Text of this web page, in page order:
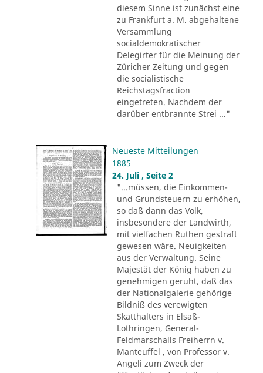
diesem Sinne ist zunächst eine
zu Frankfurt a. M. abgehaltene
Versammlung
socialdemokratischer
Delegirter für die Meinung der
Züricher Zeitung und gegen
die socialistische
Reichstagsfraction
eingetreten. Nachdem der
darüber entbrannte Strei ..."
Neueste Mitteilungen
1885
24. Juli , Seite 2
"...müssen, die Einkommen-
und Grundsteuern zu erhöhen,
so daß dann das Volk,
insbesondere der Landwirth,
mit vielfachen Ruthen gestraft
gewesen wäre. Neuigkeiten
aus der Verwaltung. Seine
Majestät der König haben zu
genehmigen geruht, daß das
der Nationalgalerie gehörige
Bildniß des verewigten
Skatthalters in Elsaß-
Lothringen, General-
Feldmarschalls Freiherrn v.
Manteuffel , von Professor v.
Angeli zum Zweck der